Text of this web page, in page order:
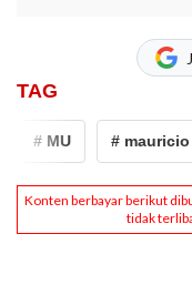
TAG
# MU # mauricio